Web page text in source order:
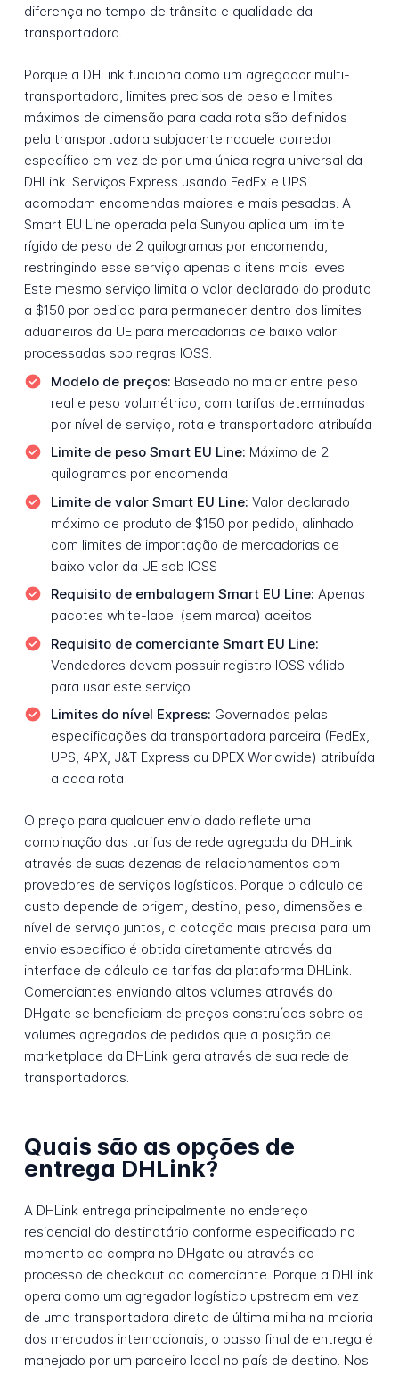
diferença no tempo de trânsito e qualidade da
transportadora.
Porque a DHLink funciona como um agregador multi-
transportadora, limites precisos de peso e limites
máximos de dimensão para cada rota são definidos
pela transportadora subjacente naquele corredor
específico em vez de por uma única regra universal da
DHLink. Serviços Express usando FedEx e UPS
acomodam encomendas maiores e mais pesadas. A
Smart EU Line operada pela Sunyou aplica um limite
rígido de peso de 2 quilogramas por encomenda,
restringindo esse serviço apenas a itens mais leves.
Este mesmo serviço limita o valor declarado do produto
a $150 por pedido para permanecer dentro dos limites
aduaneiros da UE para mercadorias de baixo valor
processadas sob regras IOSS.
Modelo de preços: Baseado no maior entre peso
real e peso volumétrico, com tarifas determinadas
por nível de serviço, rota e transportadora atribuída
Limite de peso Smart EU Line: Máximo de 2
quilogramas por encomenda
Limite de valor Smart EU Line: Valor declarado
máximo de produto de $150 por pedido, alinhado
com limites de importação de mercadorias de
baixo valor da UE sob IOSS
Requisito de embalagem Smart EU Line: Apenas
pacotes white-label (sem marca) aceitos
Requisito de comerciante Smart EU Line:
Vendedores devem possuir registro IOSS válido
para usar este serviço
Limites do nível Express: Governados pelas
especificações da transportadora parceira (FedEx,
UPS, 4PX, J&T Express ou DPEX Worldwide) atribuída
a cada rota
O preço para qualquer envio dado reflete uma
combinação das tarifas de rede agregada da DHLink
através de suas dezenas de relacionamentos com
provedores de serviços logísticos. Porque o cálculo de
custo depende de origem, destino, peso, dimensões e
nível de serviço juntos, a cotação mais precisa para um
envio específico é obtida diretamente através da
interface de cálculo de tarifas da plataforma DHLink.
Comerciantes enviando altos volumes através do
DHgate se beneficiam de preços construídos sobre os
volumes agregados de pedidos que a posição de
marketplace da DHLink gera através de sua rede de
transportadoras.
Quais são as opções de
entrega DHLink?
A DHLink entrega principalmente no endereço
residencial do destinatário conforme especificado no
momento da compra no DHgate ou através do
processo de checkout do comerciante. Porque a DHLink
opera como um agregador logístico upstream em vez
de uma transportadora direta de última milha na maioria
dos mercados internacionais, o passo final de entrega é
manejado por um parceiro local no país de destino. Nos